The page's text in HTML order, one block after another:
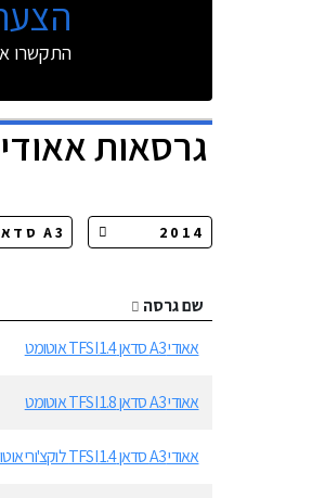
התקשרו
גרסאותאאודי A3 סדאן
שם גרסה
אאודי A3 סדאן 1.4 TFSI אוטומט
אאודי A3 סדאן 1.8 TFSI אוטומט
אאודי A3 סדאן 1.4 TFSI לוקצ'ורי אוטומט